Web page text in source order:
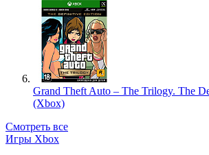
Grand Theft Auto – The Trilogy. The
(Xbox)
Смотреть все
Игры Xbox